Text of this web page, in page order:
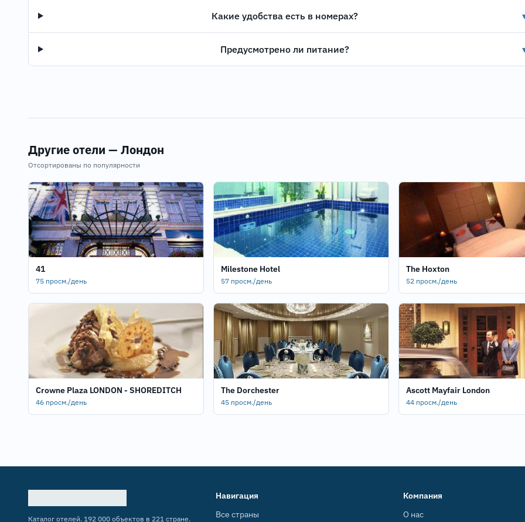
Какие удобства есть в номерах?
Предусмотрено ли питание?
Другие отели — Лондон
Отсортированы по популярности
41
75 просм./день
Milestone Hotel
57 просм./день
The Hoxton
52 просм./день
Crowne Plaza LONDON - SHOREDITCH
46 просм./день
The Dorchester
45 просм./день
Ascott Mayfair London
44 просм./день
Каталог отелей. 192 000 объектов в 221 стране.
Навигация
Все страны
Компания
О нас